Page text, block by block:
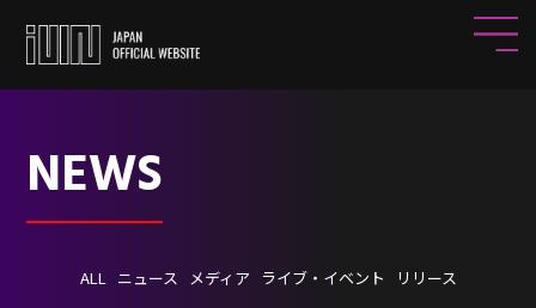
NEWS
ALL ニュース メディア ライブ・イベント リリース